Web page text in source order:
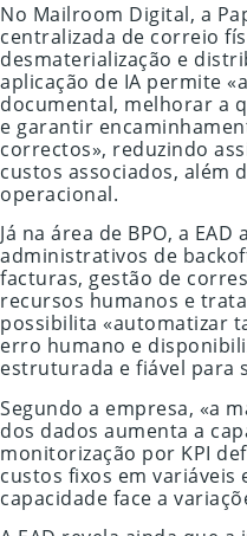
No Mailroom Digital, a
centralizada de correio
desmaterialização e
aplicação de IA permite
documental, melhorar a
e garantir
correctos», reduzindo
custos associados, além
operacional.
Já na área de BPO, a
administrativos de
facturas, gestão de
recursos humanos e
possibilita «automatizar
erro humano e
estruturada e fiável para
Segundo a empresa, «a
dos dados aumenta a
monitorização por KPI
custos fixos em variáveis
capacidade face a